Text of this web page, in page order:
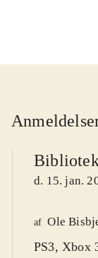
d. 15. jan.
af Ole
PS3, Xbox